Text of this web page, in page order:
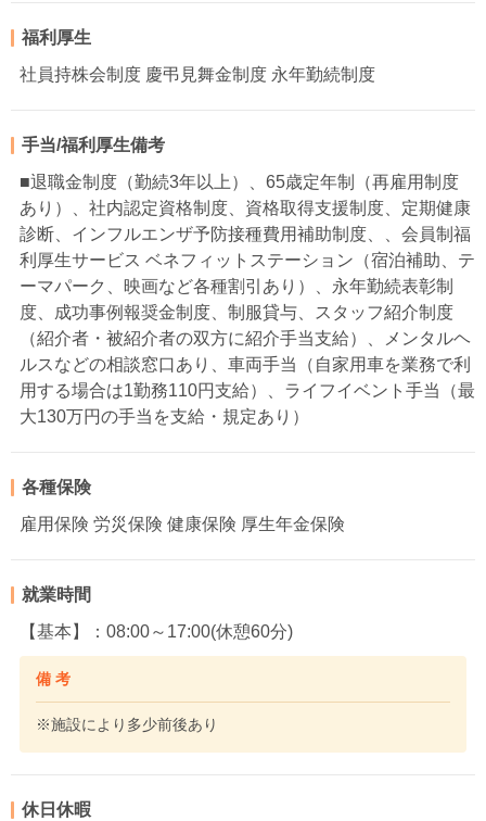
福利厚生
社員持株会制度 慶弔見舞金制度 永年勤続制度
手当/福利厚生備考
■退職金制度（勤続3年以上）、65歳定年制（再雇用制度
あり）、社内認定資格制度、資格取得支援制度、定期健康
診断、インフルエンザ予防接種費用補助制度、、会員制福
利厚生サービス ベネフィットステーション（宿泊補助、テ
ーマパーク、映画など各種割引あり）、永年勤続表彰制
度、成功事例報奨金制度、制服貸与、スタッフ紹介制度
（紹介者・被紹介者の双方に紹介手当支給）、メンタルヘ
ルスなどの相談窓口あり、車両手当（自家用車を業務で利
用する場合は1勤務110円支給）、ライフイベント手当（最
大130万円の手当を支給・規定あり）
各種保険
雇用保険 労災保険 健康保険 厚生年金保険
就業時間
【基本】：08:00～17:00(休憩60分)
備 考
※施設により多少前後あり
休日休暇